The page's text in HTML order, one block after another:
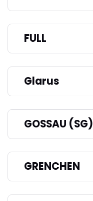
FULL
Glarus
GOSSAU (SG)
GRENCHEN